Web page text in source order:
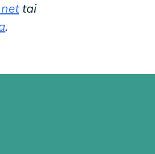
tai
.